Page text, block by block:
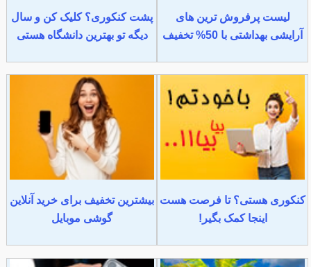
لیست پرفروش ترین های
آرایشی بهداشتی با 50% تخفیف
پشت کنکوری؟ کلیک کن و سال
دیگه تو بهترین دانشگاه هستی
کنکوری هستی؟ تا فرصت هست
اینجا کمک بگیر!
بیشترین تخفیف برای خرید آنلاین
گوشی موبایل